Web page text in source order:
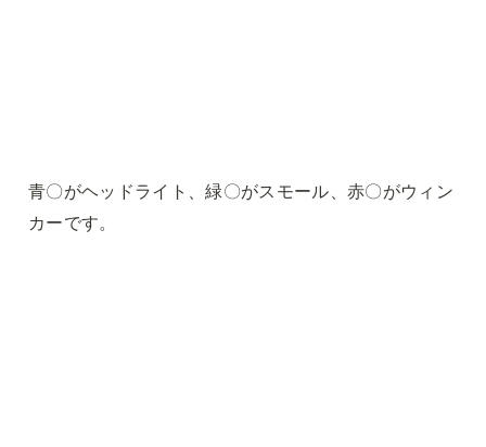
青〇がヘッドライト、緑〇がスモール、赤〇がウィン
カーです。